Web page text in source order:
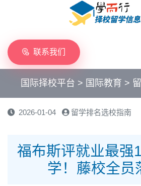
联系我们
国际择校平台 > 国际教育 >
2026-01-04 留学排名选校指南
福布斯评就业最强
学！藤校全员